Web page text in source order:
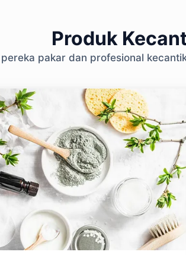
Produk
pereka pakar dan profesional